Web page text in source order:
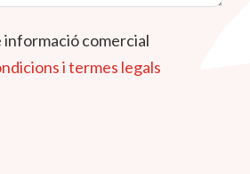
comercial
i termes legals